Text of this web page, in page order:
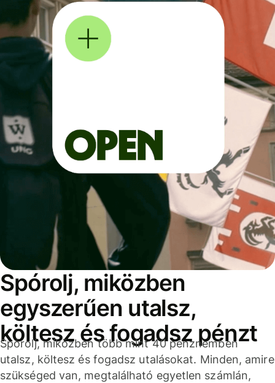
Spórolj, miközben
egyszerűen utalsz,
költesz és fogadsz pénzt
Spórolj, miközben több mint 40 pénznemben
utalsz, költesz és fogadsz utalásokat. Minden, amire
szükséged van, megtalálható egyetlen számlán,